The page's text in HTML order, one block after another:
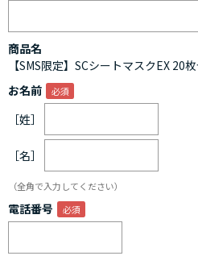
商品名
【SMS限定】SCシートマスクEX 20
お名前
［姓］
［名］
（全角で入力してください）
電話番号